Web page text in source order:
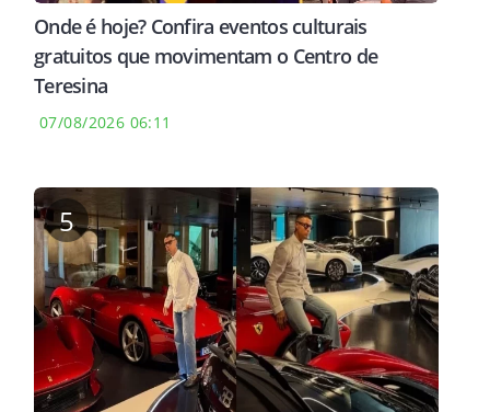
Onde é hoje? Confira eventos culturais
gratuitos que movimentam o Centro de
Teresina
07/08/2026 06:11
5